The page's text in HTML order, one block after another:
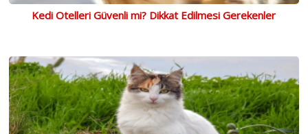
Kedi Otelleri Güvenli mi? Dikkat Edilmesi Gerekenler